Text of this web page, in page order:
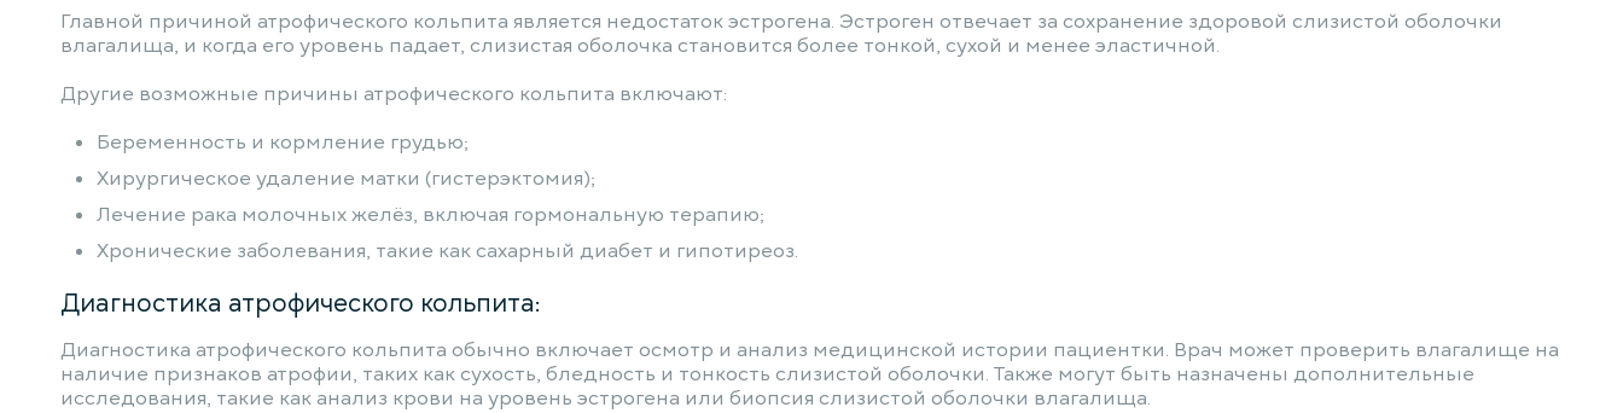
Главной причиной атрофического кольпита является недостаток эстрогена. Эстроген отвечает за сохранение здоровой слизистой оболочки
влагалища, и когда его уровень падает, слизистая оболочка становится более тонкой, сухой и менее эластичной.
Другие возможные причины атрофического кольпита включают:
Беременность и кормление грудью;
Хирургическое удаление матки (гистерэктомия);
Лечение рака молочных желёз, включая гормональную терапию;
Хронические заболевания, такие как сахарный диабет и гипотиреоз.
Диагностика атрофического кольпита:
Диагностика атрофического кольпита обычно включает осмотр и анализ медицинской истории пациентки. Врач может проверить влагалище на
наличие признаков атрофии, таких как сухость, бледность и тонкость слизистой оболочки. Также могут быть назначены дополнительные
исследования, такие как анализ крови на уровень эстрогена или биопсия слизистой оболочки влагалища.